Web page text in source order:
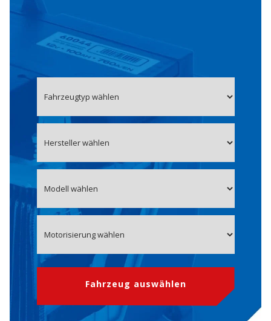
Fahrzeug auswählen